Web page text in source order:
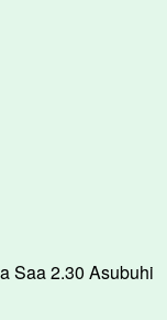
Saa 2.30 Asubuhi